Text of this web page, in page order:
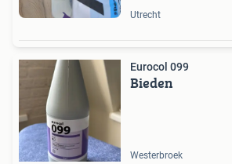
Utrecht
Eurocol 099
Bieden
Westerbroek